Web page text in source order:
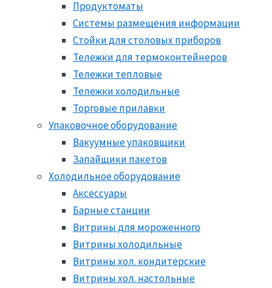
Продуктоматы
Системы размещения информации
Стойки для столовых приборов
Тележки для термоконтейнеров
Тележки тепловые
Тележки холодильные
Торговые прилавки
Упаковочное оборудование
Вакуумные упаковщики
Запайщики пакетов
Холодильное оборудование
Аксессуары
Барные станции
Витрины для мороженного
Витрины холодильные
Витрины хол. кондитерские
Витрины хол. настольные